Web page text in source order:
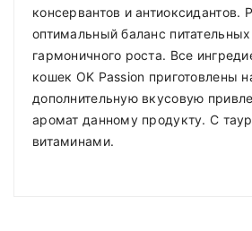
консервантов и антиоксидантов.
оптимальный баланс
гармоничного роста. Все
кошек OK Passion приготовлены
дополнительную вкусовую
аромат данному продукту. С
витаминами.